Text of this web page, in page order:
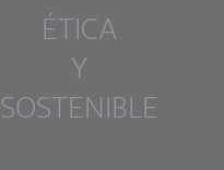
ÉTICA
Y
SOSTENIBLE